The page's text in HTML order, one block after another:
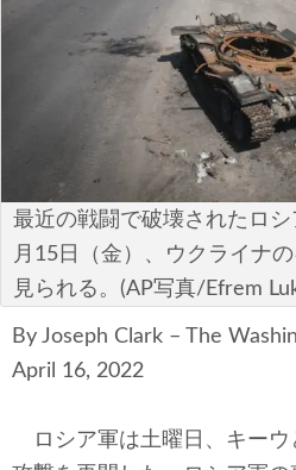
安全保障
ビジネス・経済
カルチャー
ポリシー
税制・予算
エネルギー・環境
サイバーセキュリティ―
航空宇宙・防衛
最近の戦闘で破壊されたロ
月15日（金）、ウクライナ
見られる。(AP写真/Efrem
By Joseph Clark – The
April 16, 2022
ロシア軍は土曜日、キーウ